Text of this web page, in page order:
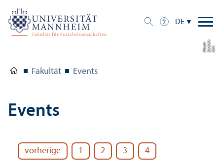
DE
Bil
d:
D
a
ni
elaH
a
u
p
t
Fakultät Events
Events
vorherige 1 2 3 4